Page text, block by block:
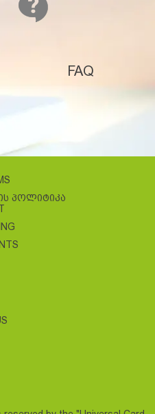
FAQ
ᲞᲝᲚᲘᲢᲘᲙᲐ